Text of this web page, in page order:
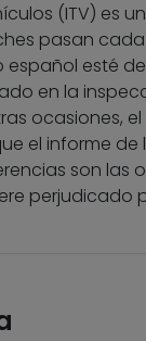
(ITV) es
pasan
esté
en la
ocasiones,
el informe de
son las
perjudicado